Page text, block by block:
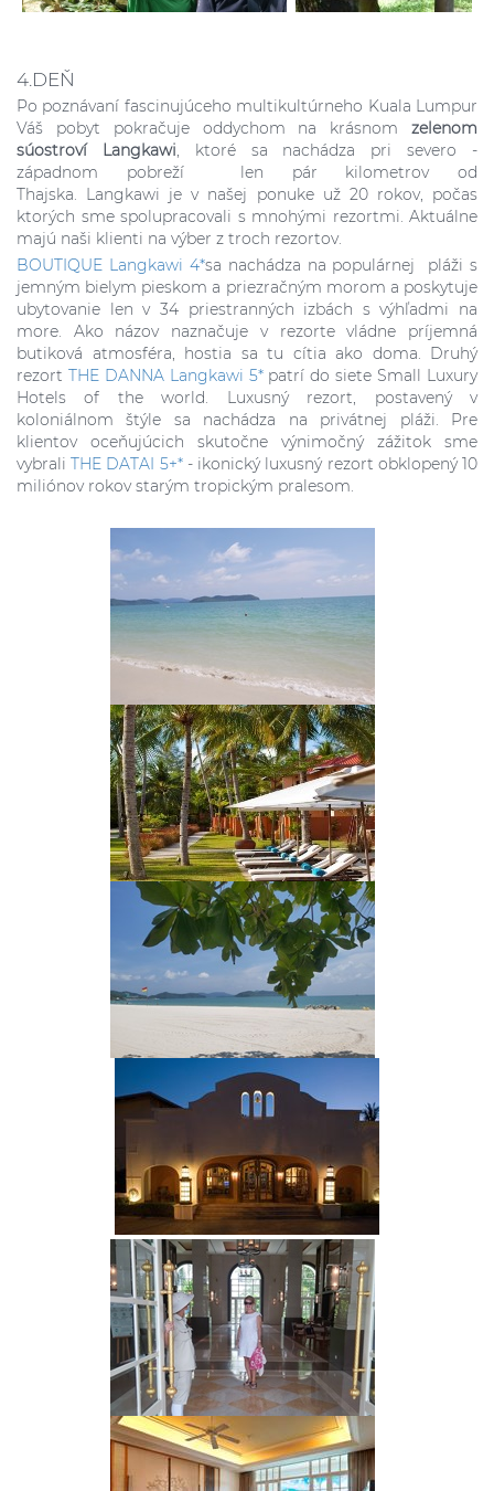
4.DEŇ
Po poznávaní fascinujúceho multikultúrneho Kuala Lumpur
Váš pobyt pokračuje oddychom na krásnom zelenom
súostroví Langkawi, ktoré sa nachádza pri severo -
západnom pobreží len pár kilometrov od
Thajska. Langkawi jev našej ponuke už 20 rokov, počas
ktorých sme spolupracovali s mnohými rezortmi. Aktuálne
majú naši klienti na výber z troch rezortov.
BOUTIQUE Langkawi 4*sa nachádza na populárnej pláži s
jemným bielym pieskom a priezračným morom a poskytuje
ubytovanie len v 34 priestranných izbách s výhľadmi na
more. Ako názov naznačuje v rezorte vládne príjemná
butiková atmosféra, hostia sa tu cítia ako doma. Druhý
rezort THE DANNA Langkawi 5*patrí do siete Small Luxury
Hotels of the world. Luxusný rezort, postavený v
koloniálnom štýle sa nachádza na privátnej pláži. Pre
klientov oceňujúcich skutočne výnimočný zážitok sme
vybraliTHE DATAI 5+* - ikonický luxusný rezort obklopený 10
miliónov rokov starým tropickým pralesom.